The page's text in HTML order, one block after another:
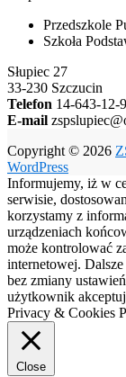
Przedszkole
Szkoła
Słupiec 27
33-230 Szczucin
Telefon 14-643-12-
E-mail
Copyright © 2026
WordPress
Informujemy, iż w
serwisie,
korzystamy z
urządzeniach
może kontrolować
internetowej.
bez zmiany
użytkownik
Privacy & Cookies
Close